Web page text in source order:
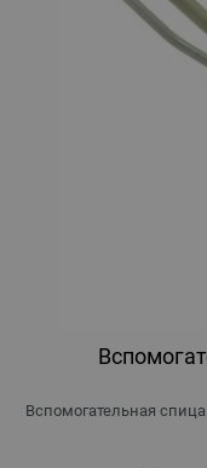
Вспомогательная